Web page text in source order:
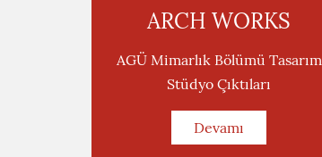
ARCH WORKS
AGÜ Mimarlık Bölümü Tasarım
Stüdyo Çıktıları
Devamı